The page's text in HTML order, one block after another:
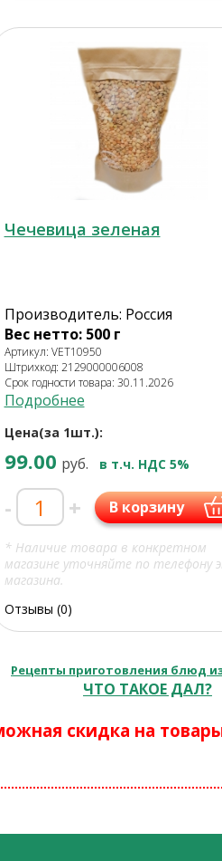
Чечевица зеленая
Производитель: Россия
Вес нетто: 500 г
Артикул: VET10950
Штрихкод: 2129000006008
Срок годности товара: 30.11.2026
Подробнее
Цена(за 1шт.):
99.00 руб. в т.ч. НДС 5%
- + В корзину
* Наличие товара в конкретном
магазине уточняйте по телефону
магазина.
Отзывы (0)
Рецепты приготовления блюд
ЧТО ТАКОЕ ДАЛ?
скидка на